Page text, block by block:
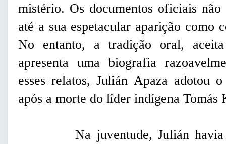
mistério. Os documentos oficiais
até a sua espetacular aparição como
No entanto, a tradição oral, aceita
apresenta uma biografia
esses relatos, Julián Apaza adotou
após a morte do líder indígena Tomás
Na juventude, Julián havia